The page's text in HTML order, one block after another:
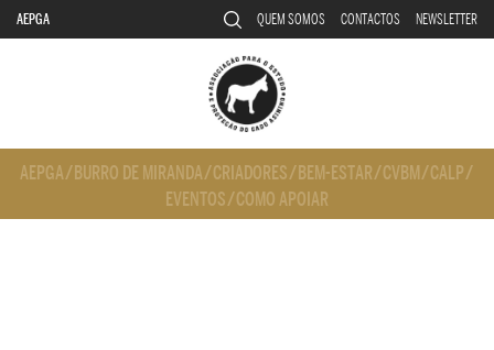
AEPGA QUEM SOMOS CONTACTOS NEWSLETTER
AEPGA/ BURRO DE MIRANDA/CRIADORES/ BEM-ESTAR/CVBM/CALP/
EVENTOS/COMO APOIAR